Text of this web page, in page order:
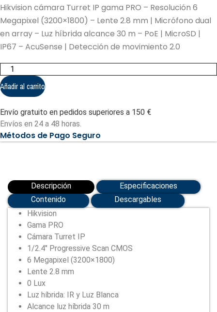
Hikvision cámara Turret IP gama PRO – Resolución 6
Megapixel (3200×1800) – Lente 2.8 mm | Micrófono dual
en array – Luz híbrida alcance 30 m – PoE | MicroSD |
IP67 – AcuSense | Detección de movimiento 2.0
Hikvision
cámara
Turret
IP
gama
-
Resolución
6
Megapixel
(3200x1800)
cantidad
Añadir al carrito
Envío gratuito en pedidos superiores a 150 €
Envíos en 24 a 48 horas.
Métodos de Pago Seguro
Descripción
Especificaciones
Contenido
Descargables
Hikvision
Gama PRO
Cámara Turret IP
1/2.4″ Progressive Scan CMOS
6 Megapixel (3200×1800)
Lente 2.8 mm
0 Lux
Luz híbrida: IR y Luz Blanca
Alcance luz híbrida 30 m